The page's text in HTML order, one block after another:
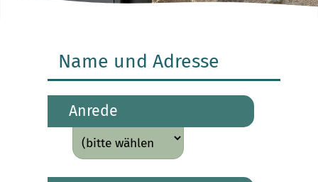
Name und Adresse
Anrede